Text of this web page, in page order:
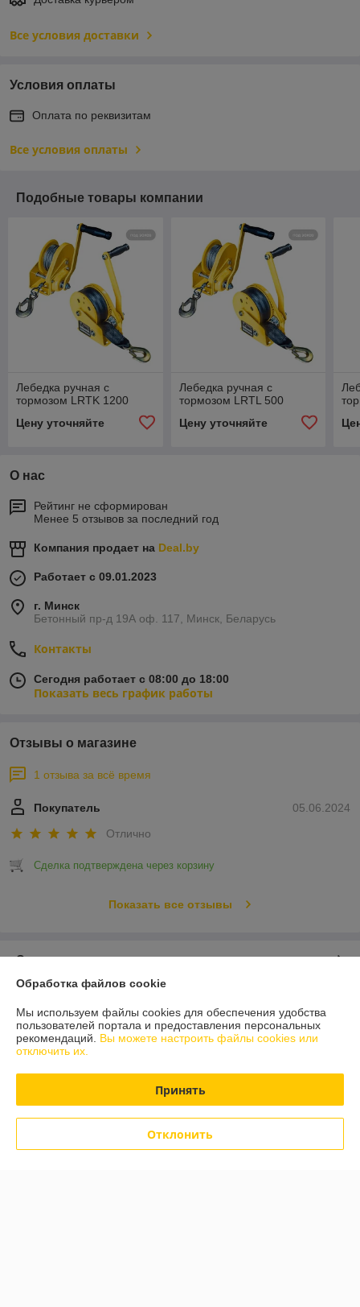
Все условия доставки
Условия оплаты
Оплата по реквизитам
Все условия оплаты
Подобные товары компании
Лебедка ручная с
тормозом LRTK 1200
Цену уточняйте
Лебедка ручная с
тормозом LRTL 500
Цену уточняйте
О нас
Рейтинг не сформирован
Менее 5 отзывов за последний год
Компания продает на Deal.by
Работает с 09.01.2023
г. Минск
Бетонный пр-д 19А оф. 117, Минск, Беларусь
Контакты
Сегодня работает с 08:00 до 18:00
Показать весь график работы
Отзывы о магазине
1 отзыва за всё время
05.06.2024
Покупатель
Отлично
Сделка подтверждена через корзину
Показать все отзывы
О нас
Доставка и оплата
График работы
Политика обработки cookies
Обработка файлов cookie
Мы используем файлы cookies для обеспечения удобства
пользователей портала и предоставления персональных
рекомендаций. Вы можете настроить файлы cookies или
отключить их.
Принять
Отклонить